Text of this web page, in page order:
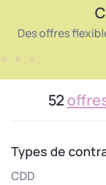
Des offres
52
Types de
CDD